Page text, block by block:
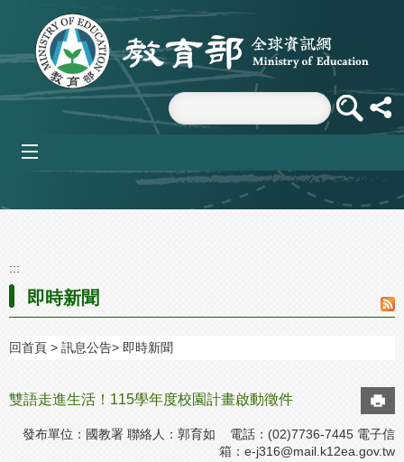
跳到主要內容區塊
:::
即時新聞
回首頁 訊息公告 即時新聞
雙語走進生活！115學年度校園計畫啟動徵件
發布單位：國教署 聯絡人：郭育如 電話：(02)7736-7445 電子信
箱： e-j316@mail.k12ea.gov.tw